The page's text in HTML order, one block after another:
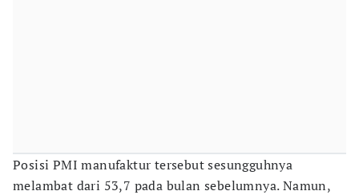
Posisi PMI manufaktur tersebut sesungguhnya
melambat dari 53,7 pada bulan sebelumnya. Namun,